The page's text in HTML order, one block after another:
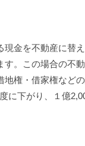
金を不動産に替
。この場合の不
権・借家権など
に下がり、１億